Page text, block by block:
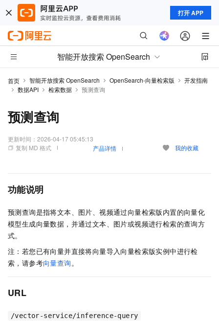
打开 APP
智能开放搜索 OpenSearch
首页 智能开放搜索 OpenSearch OpenSearch-向量检索版
开发指南
数据API
检索数据 预测查询
预测查询
更新时间： 2026-04-17 05:45:13
复制 MD 格式
产品详情 我的收藏
功能说明
预测查询是指将文本、图片、视频通过向量检索版内置的向量化
模型生成向量数据，并通过文本、图片或视频进行检索的查询方
式。
注：若您已有向量并直接将向量导入向量检索版实例中进行检
索，请参考向量查询。
URL
/vector-service/inference-query